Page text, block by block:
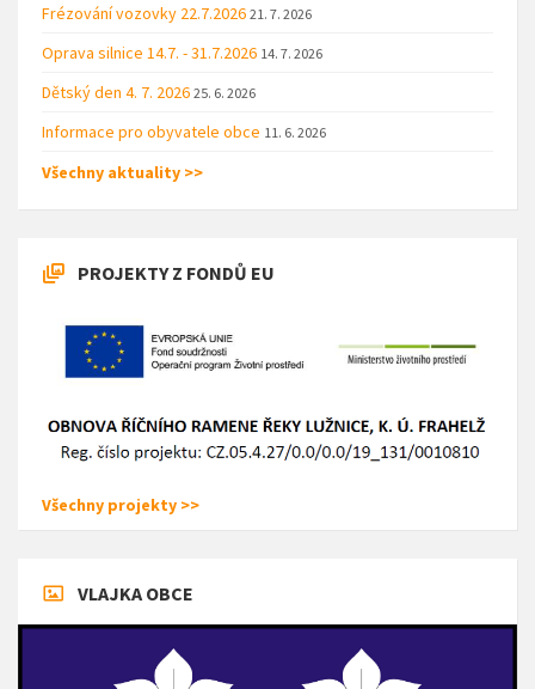
Frézování vozovky 22.7.2026 21. 7. 2026
Oprava silnice 14.7. - 31.7.2026 14. 7. 2026
Dětský den 4. 7. 2026 25. 6. 2026
Informace pro obyvatele obce 11. 6. 2026
Všechny aktuality >>
PROJEKTY Z FONDŮ EU
Všechny projekty >>
VLAJKA OBCE